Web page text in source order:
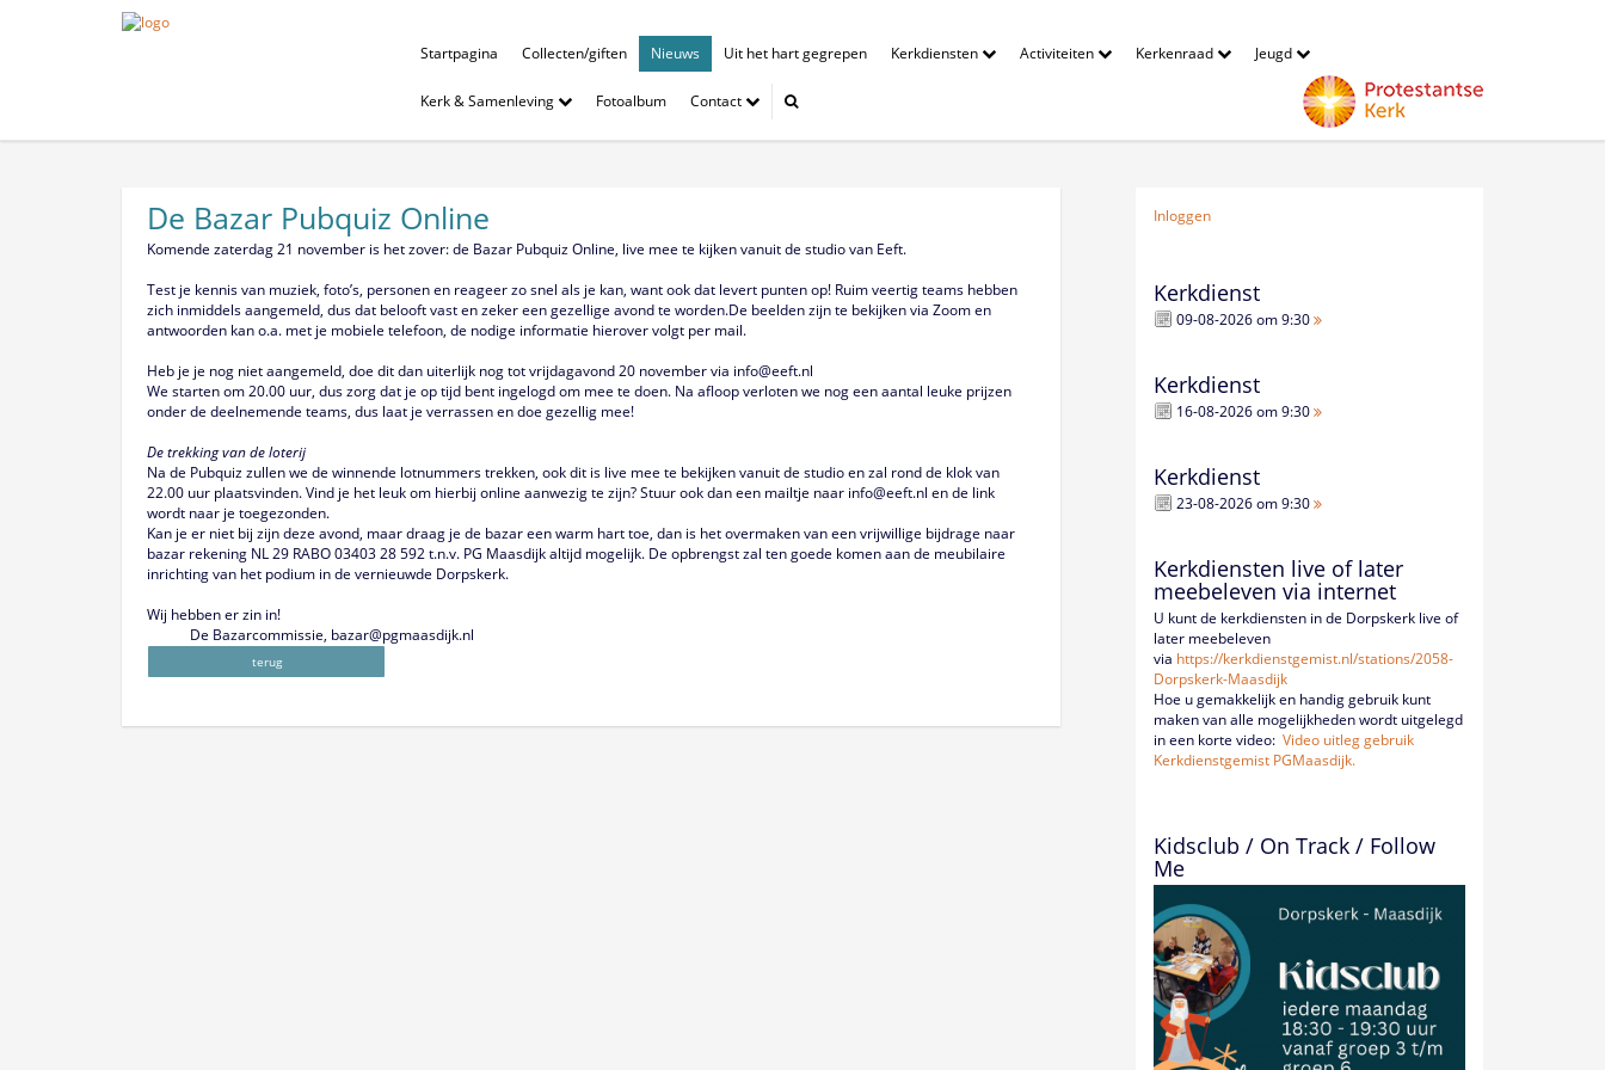
Startpagina Collecten/giften Nieuws Uit het hart gegrepen Kerkdiensten Activiteiten Kerkenraad Jeugd
Kerk & Samenleving Fotoalbum Contact
De Bazar Pubquiz Online
Komende zaterdag 21 november is het zover: de Bazar Pubquiz Online, live mee te kijken vanuit de studio van Eeft.
Test je kennis van muziek, foto’s, personen en reageer zo snel als je kan, want ook dat levert punten op! Ruim veertig teams hebben
zich inmiddels aangemeld, dus dat belooft vast en zeker een gezellige avond te worden.De beelden zijn te bekijken via Zoom en
antwoorden kan o.a. met je mobiele telefoon, de nodige informatie hierover volgt per mail.
Heb je je nog niet aangemeld, doe dit dan uiterlijk nog tot vrijdagavond 20 november via info@eeft.nl
We starten om 20.00 uur, dus zorg dat je op tijd bent ingelogd om mee te doen. Na afloop verloten we nog een aantal leuke prijzen
onder de deelnemende teams, dus laat je verrassen en doe gezellig mee!
De trekking van de loterij
Na de Pubquiz zullen we de winnende lotnummers trekken, ook dit is live mee te bekijken vanuit de studio en zal rond de klok van
22.00 uur plaatsvinden. Vind je het leuk om hierbij online aanwezig te zijn? Stuur ook dan een mailtje naar info@eeft.nl en de link
wordt naar je toegezonden.
Kan je er niet bij zijn deze avond, maar draag je de bazar een warm hart toe, dan is het overmaken van een vrijwillige bijdrage naar
bazar rekening NL 29 RABO 03403 28 592 t.n.v. PG Maasdijk altijd mogelijk. De opbrengst zal ten goede komen aan de meubilaire
inrichting van het podium in de vernieuwde Dorpskerk.
Wij hebben er zin in!
De Bazarcommissie, bazar@pgmaasdijk.nl
terug
Inloggen
Kerkdienst
09-08-2026 om 9:30
Kerkdienst
16-08-2026 om 9:30
Kerkdienst
23-08-2026 om 9:30
Kerkdiensten live of later
meebeleven via internet
U kunt de kerkdiensten in de Dorpskerk live of
later meebeleven
via https://kerkdienstgemist.nl/stations/2058-
Dorpskerk-Maasdijk
Hoe u gemakkelijk en handig gebruik kunt
maken van alle mogelijkheden wordt uitgelegd
in een korte video:Video uitleg gebruik
Kerkdienstgemist PGMaasdijk.
Kidsclub / On Track / Follow
Me